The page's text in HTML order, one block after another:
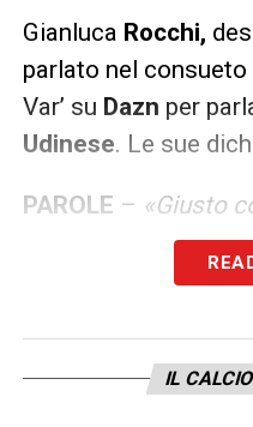
Gianluca Rocchi,
parlato nel consueto
Var’ su Dazn per
Udinese. Le sue
PAROLE – «Giusto
condivido la lettura
L’episodio è molto
tempo stesso
IL